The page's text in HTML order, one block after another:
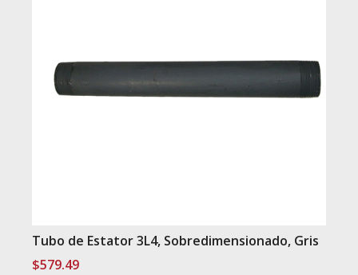
Tubo de Estator 3L4, Sobredimensionado, Gris
$579.49